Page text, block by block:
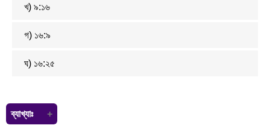
খ) ৯:১৬
গ) ১৬:৯
ঘ) ১৬:২৫
ব্যাখ্যাঃ